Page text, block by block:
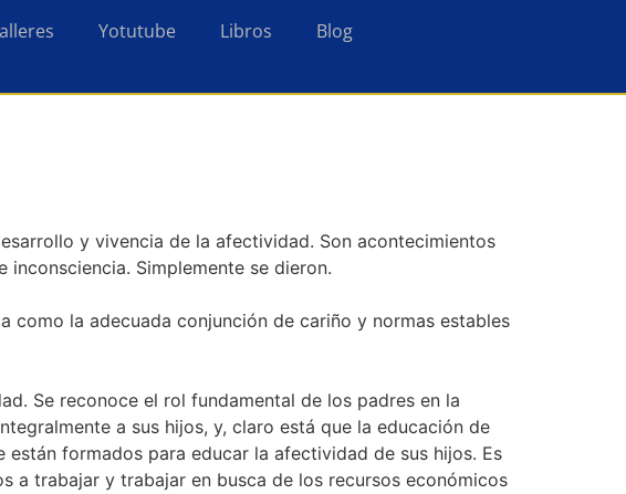
Yotutube Libros Blog
y vivencia de la afectividad. Son acontecimientos
Simplemente se dieron.
como la adecuada conjunción de cariño y normas estables
Se reconoce el rol fundamental de los padres en la
a sus hijos, y, claro está que la educación de
formados para educar la afectividad de sus hijos. Es
a trabajar y trabajar en busca de los recursos económicos